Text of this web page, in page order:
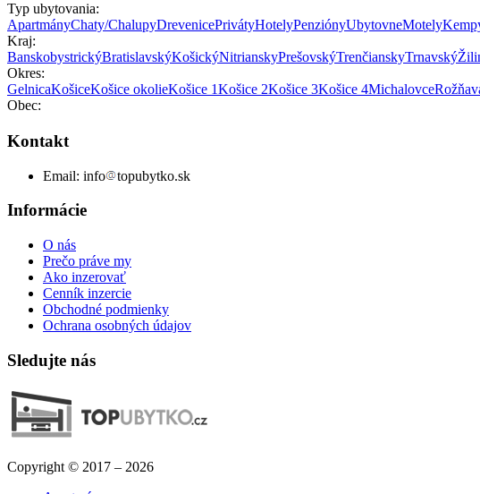
Typ ubytovania:
ApartmányChaty/ChalupyDrevenicePrivátyHotelyPenziónyUbytovneMotely
Kraj:
BanskobystrickýBratislavskýKošickýNitrianskyPrešovskýTrenčianskyTrnavský
Okres:
GelnicaKošiceKošice okolieKošice 1Košice 2Košice 3Košice 4Michalovce
Obec:
Kontakt
Email: info topubytko.sk
Informácie
O nás
Prečo práve my
Ako inzerovať
Cenník inzercie
Obchodné podmienky
Ochrana osobných údajov
Sledujte nás
Copyright © 2017 – 2026